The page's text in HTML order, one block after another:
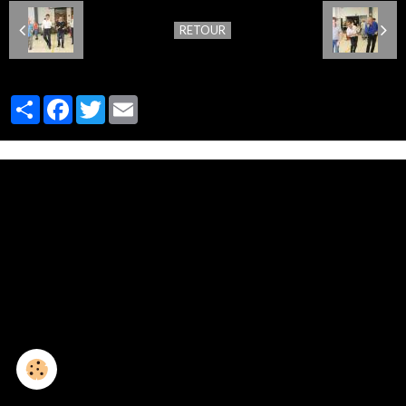
RETOUR
PartagerFacebook
Twitter